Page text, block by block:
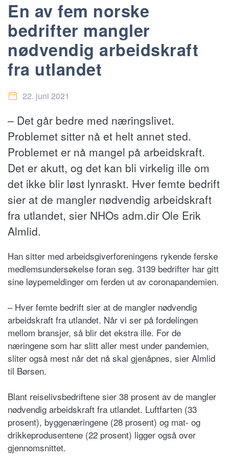
En av fem norske
bedrifter mangler
nødvendig arbeidskraft
fra utlandet
22. juni 2021
– Det går bedre med næringslivet.
Problemet sitter nå et helt annet sted.
Problemet er nå mangel på arbeidskraft.
Det er akutt, og det kan bli virkelig ille om
det ikke blir løst lynraskt. Hver femte bedrift
sier at de mangler nødvendig arbeidskraft
fra utlandet, sier NHOs adm.dir Ole Erik
Almlid.
Han sitter med arbeidsgiverforeningens rykende ferske
medlemsundersøkelse foran seg. 3139 bedrifter har gitt
sine løypemeldinger om ferden ut av coronapandemien.
– Hver femte bedrift sier at de mangler nødvendig
arbeidskraft fra utlandet. Når vi ser på fordelingen
mellom bransjer, så blir det ekstra ille. For de
næringene som har slitt aller mest under pandemien,
sliter også mest når det nå skal gjenåpnes, sier Almlid
til Børsen.
Blant reiselivsbedriftene sier 38 prosent av de mangler
nødvendig arbeidskraft fra utlandet. Luftfarten (33
prosent), byggenæringene (28 prosent) og mat- og
drikkeprodusentene (22 prosent) ligger også over
gjennomsnittet.